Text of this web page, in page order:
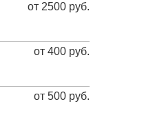
от 2500 руб.
от 400 руб.
от 500 руб.